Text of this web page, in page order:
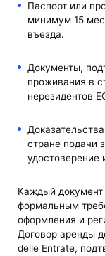
Паспорт или
минимум 15
въезда.
Документы,
проживания в
нерезидентов
стране подачи
удостоверение
Каждый документ
формальным
оформления и
Договор аренды
delle Entrate,